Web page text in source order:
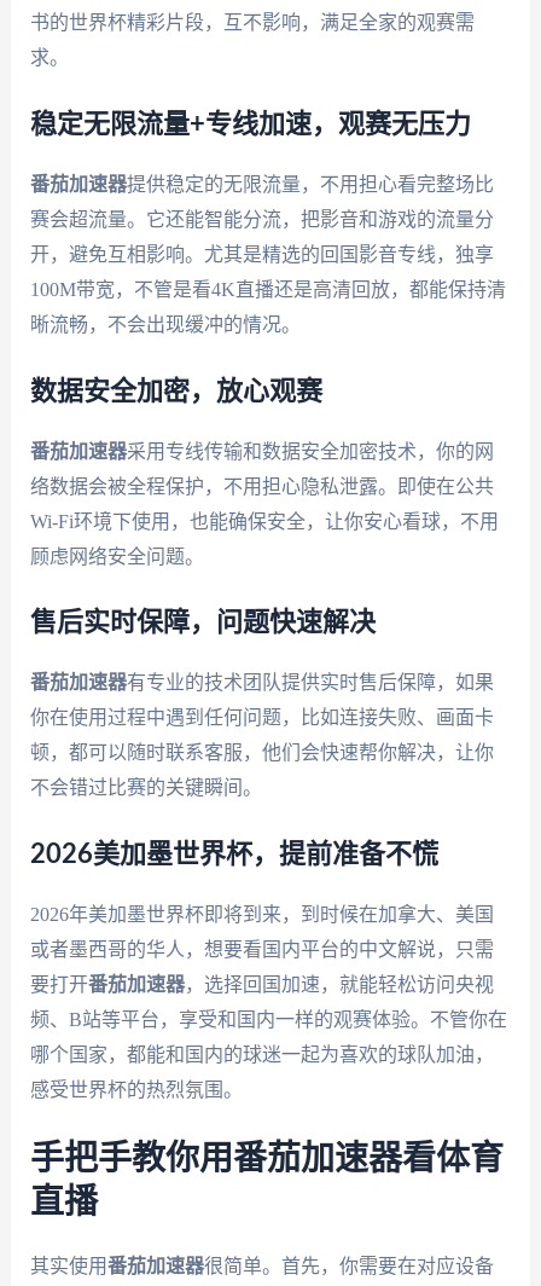
书的世界杯精彩片段，互不影响，满足全家的观赛需
求。
稳定无限流量+专线加速，观赛无压力
番茄加速器提供稳定的无限流量，不用担心看完整场比
赛会超流量。它还能智能分流，把影音和游戏的流量分
开，避免互相影响。尤其是精选的回国影音专线，独享
100M带宽，不管是看4K直播还是高清回放，都能保持清
晰流畅，不会出现缓冲的情况。
数据安全加密，放心观赛
番茄加速器采用专线传输和数据安全加密技术，你的网
络数据会被全程保护，不用担心隐私泄露。即使在公共
Wi-Fi环境下使用，也能确保安全，让你安心看球，不用
顾虑网络安全问题。
售后实时保障，问题快速解决
番茄加速器有专业的技术团队提供实时售后保障，如果
你在使用过程中遇到任何问题，比如连接失败、画面卡
顿，都可以随时联系客服，他们会快速帮你解决，让你
不会错过比赛的关键瞬间。
2026美加墨世界杯，提前准备不慌
2026年美加墨世界杯即将到来，到时候在加拿大、美国
或者墨西哥的华人，想要看国内平台的中文解说，只需
要打开番茄加速器，选择回国加速，就能轻松访问央视
频、B站等平台，享受和国内一样的观赛体验。不管你在
哪个国家，都能和国内的球迷一起为喜欢的球队加油，
感受世界杯的热烈氛围。
手把手教你用番茄加速器看体育
直播
其实使用番茄加速器很简单。首先，你需要在对应设备